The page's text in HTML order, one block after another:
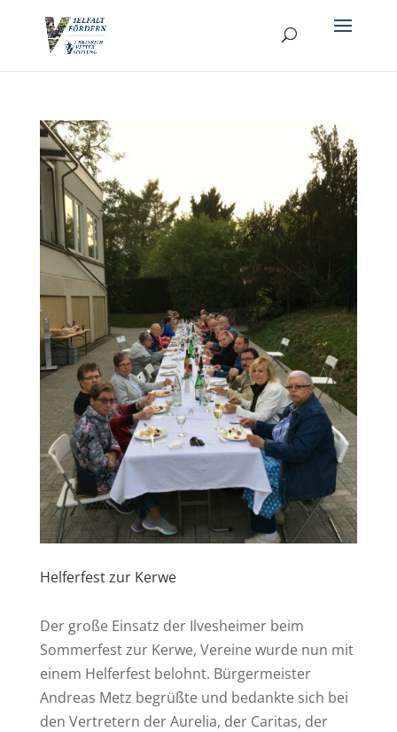
Helferfest zur Kerwe
Der große Einsatz der Ilvesheimer beim
Sommerfest zur Kerwe, Vereine wurde nun mit
einem Helferfest belohnt. Bürgermeister
Andreas Metz begrüßte und bedankte sich bei
den Vertretern der Aurelia, der Caritas, der